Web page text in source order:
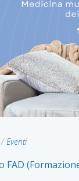
/Eventi
FAD